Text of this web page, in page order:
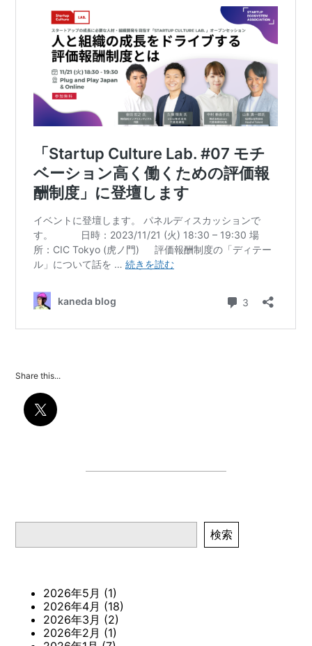
Share this...
検索
検索
2026年5月 (1)
2026年4月 (18)
2026年3月 (2)
2026年2月 (1)